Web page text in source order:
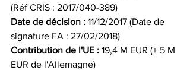
(Réf CRIS : 2017/040-389)
Date de décision : 11/12/2017 (Date de
signature FA : 27/02/2018)
Contribution de l'UE : 19,4 M EUR (+ 5 M
EUR de l'Allemagne)